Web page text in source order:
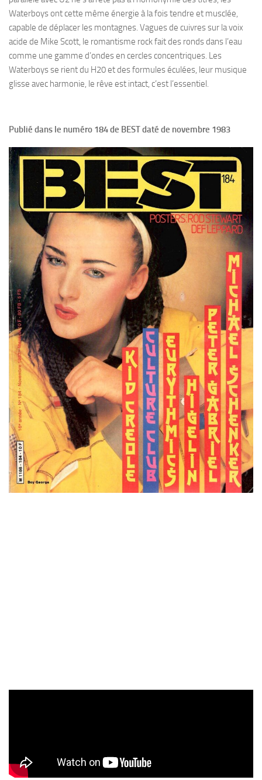
Waterboys ont cette même énergie à la fois tendre et musclée,
capable de déplacer les montagnes. Vagues de cuivres sur la voix
acide de Mike Scott, le romantisme rock fait des ronds dans l’eau
comme une gamme d’ondes en cercles concentriques. Les
Waterboys se rient du H20 et des formules éculées, leur musique
glisse avec harmonie, le rêve est intact, c’est l’essentiel.
Publié dans le numéro 184 de BEST daté de novembre 1983